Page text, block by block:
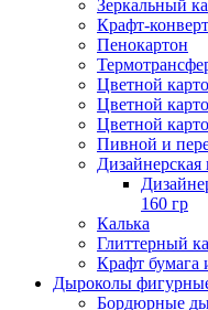
Зеркальный
Крафт-
Пенокартон
Цветной
Цветной
Цветной
Пивной и
Дизайнерская
160 гр
Калька
Глиттерный
Крафт бумага
Дыроколы
Бордюрные